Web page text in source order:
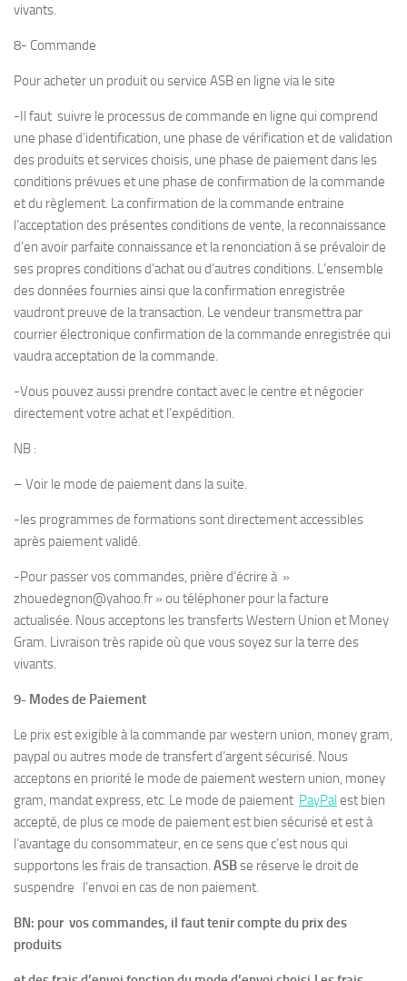
vivants.
8- Commande
Pour acheter un produit ou service ASB en ligne via le site
-Il faut suivre le processus de commande en ligne qui comprend
une phase d’identification, une phase de vérification et de validation
des produits et services choisis, une phase de paiement dans les
conditions prévues et une phase de confirmation de la commande
et du règlement. La confirmation de la commande entraine
l’acceptation des présentes conditions de vente, la reconnaissance
d’en avoir parfaite connaissance et la renonciation à se prévaloir de
ses propres conditions d’achat ou d’autres conditions. L’ensemble
des données fournies ainsi que la confirmation enregistrée
vaudront preuve de la transaction. Le vendeur transmettra par
courrier électronique confirmation de la commande enregistrée qui
vaudra acceptation de la commande.
-Vous pouvez aussi prendre contact avec le centre et négocier
directement votre achat et l’expédition.
NB :
– Voir le mode de paiement dans la suite.
-les programmes de formations sont directement accessibles
après paiement validé.
-Pour passer vos commandes, prière d’écrire à »
zhouedegnon@yahoo.fr » ou téléphoner pour la facture
actualisée. Nous acceptons les transferts Western Union et Money
Gram. Livraison très rapide où que vous soyez sur la terre des
vivants.
9- Modes de Paiement
Le prix est exigible à la commande par western union, money gram,
paypal ou autres mode de transfert d’argent sécurisé. Nous
acceptons en priorité le mode de paiement western union, money
gram, mandat express, etc. Le mode de paiement PayPalest bien
accepté, de plus ce mode de paiement est bien sécurisé et est à
l’avantage du consommateur, en ce sens que c’est nous qui
supportons les frais de transaction. ASBse réserve le droit de
suspendre l’envoi en cas de non paiement.
BN: pour vos commandes, il faut tenir compte du prix des
produits